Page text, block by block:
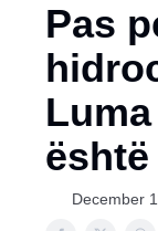
Pas
December